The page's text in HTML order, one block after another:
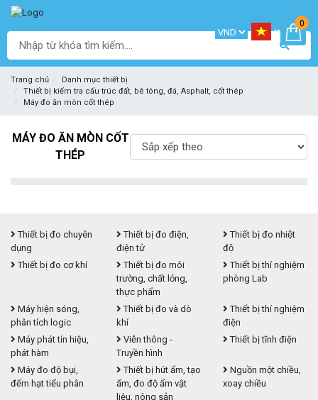
0
Trang chủ
Danh mục thiết bị
Thiết bị kiểm tra cấu trúc đất, bê tông, đá, Asphalt, cốt thép
Máy đo ăn mòn cốt thép
MÁY ĐO ĂN MÒN CỐT
THÉP
Thiết bị đo chuyên
dụng
Thiết bị đo điện,
điện tử
Thiết bị đo nhiệt
độ
Thiết bị đo cơ khí
Thiết bị đo môi
trường, chất lỏng,
thực phẩm
Thiết bị thí nghiệm
phòng Lab
Máy hiện sóng,
phân tích logic
Thiết bị đo và dò
khí
Thiết bị thí nghiệm
điện
Máy phát tín hiệu,
phát hàm
Viễn thông -
Truyền hình
Thiết bị tĩnh điện
Máy đo độ bụi,
đếm hạt tiểu phân
Thiết bị hút ẩm, tạo
ẩm, đo độ ẩm vật
liệu, nông sản
Nguồn một chiều,
xoay chiều